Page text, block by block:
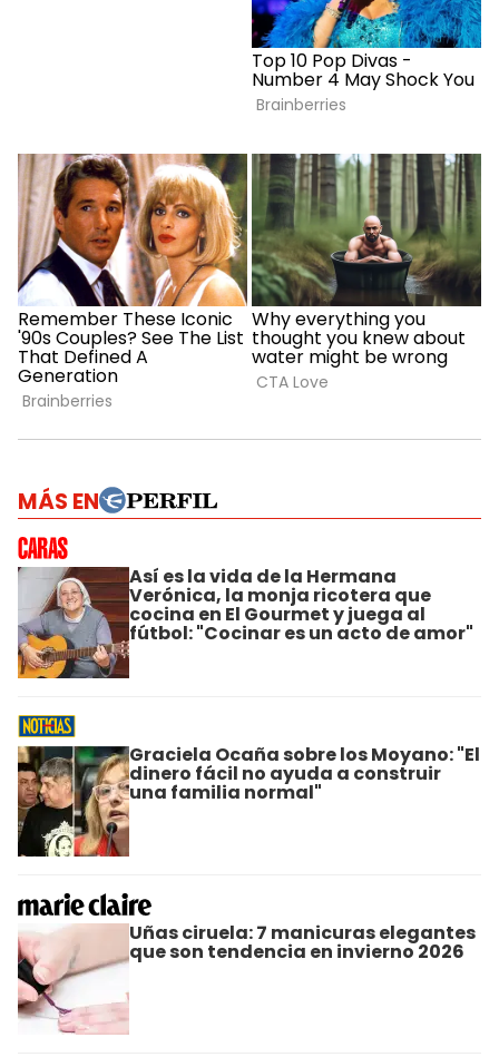
MÁS EN
Así es la vida de la Hermana
Verónica, la monja ricotera que
cocina en El Gourmet y juega al
fútbol: "Cocinar es un acto de amor"
Graciela Ocaña sobre los Moyano: "El
dinero fácil no ayuda a construir
una familia normal"
Uñas ciruela: 7 manicuras elegantes
que son tendencia en invierno 2026